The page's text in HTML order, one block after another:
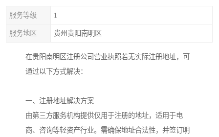
服务等级 1
服务地区 贵州贵阳南明区
在贵阳南明区注册公司营业执照若无实际注册地址，可
通过以下方式解决：
一、注册地址解决方案
由第三方服务机构提供仅用于注册的地址，适用于电
商、咨询等轻资产行业。需确保地址合法性，并签订明